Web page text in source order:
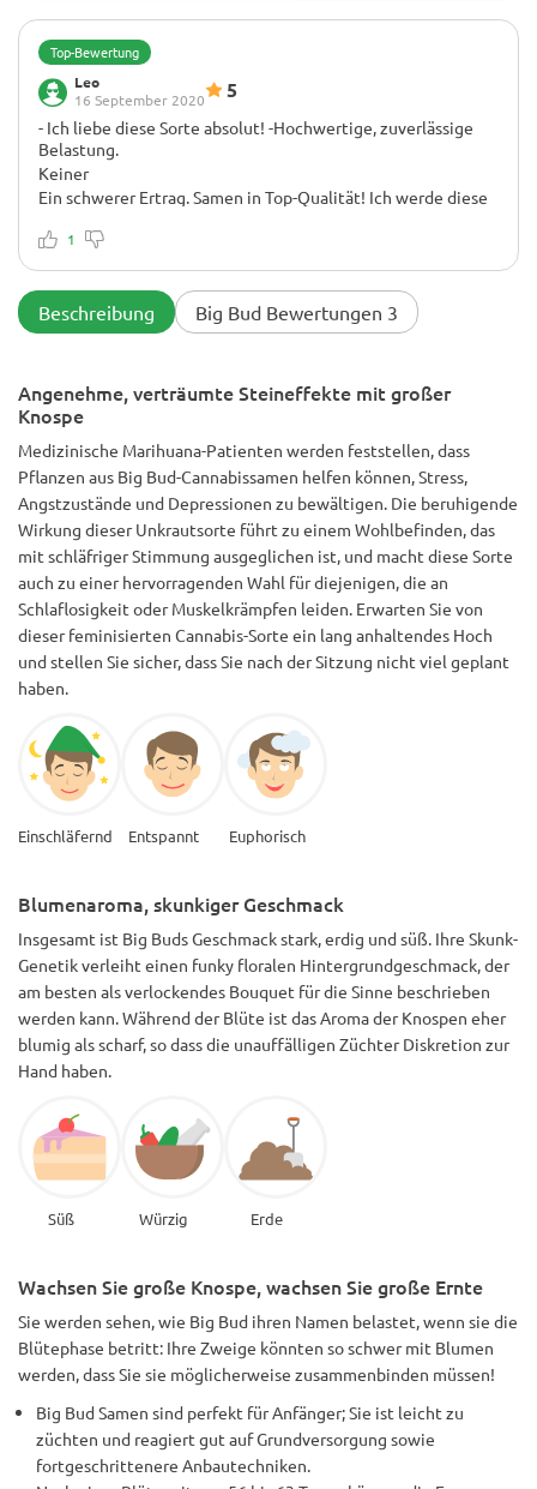
Top-Bewertung
Leo
16 September 2020
5
- Ich liebe diese Sorte absolut! -Hochwertige, zuverlässige
Belastung.
Keiner
Ein schwerer Ertrag. Samen in Top-Qualität! Ich werde diese
1
Beschreibung Big Bud Bewertungen 3
Angenehme, verträumte Steineffekte mit großer
Knospe
Medizinische Marihuana-Patienten werden feststellen, dass
Pflanzen aus Big Bud-Cannabissamen helfen können, Stress,
Angstzustände und Depressionen zu bewältigen. Die beruhigende
Wirkung dieser Unkrautsorte führt zu einem Wohlbefinden, das
mit schläfriger Stimmung ausgeglichen ist, und macht diese Sorte
auch zu einer hervorragenden Wahl für diejenigen, die an
Schlaflosigkeit oder Muskelkrämpfen leiden. Erwarten Sie von
dieser feminisierten Cannabis-Sorte ein lang anhaltendes Hoch
und stellen Sie sicher, dass Sie nach der Sitzung nicht viel geplant
haben.
Einschläfernd Entspannt Euphorisch
Blumenaroma, skunkiger Geschmack
Insgesamt ist Big Buds Geschmack stark, erdig und süß. Ihre Skunk-
Genetik verleiht einen funky floralen Hintergrundgeschmack, der
am besten als verlockendes Bouquet für die Sinne beschrieben
werden kann. Während der Blüte ist das Aroma der Knospen eher
blumig als scharf, so dass die unauffälligen Züchter Diskretion zur
Hand haben.
Süß Würzig Erde
Wachsen Sie große Knospe, wachsen Sie große Ernte
Sie werden sehen, wie Big Bud ihren Namen belastet, wenn sie die
Blütephase betritt: Ihre Zweige könnten so schwer mit Blumen
werden, dass Sie sie möglicherweise zusammenbinden müssen!
Big Bud Samen sind perfekt für Anfänger; Sie ist leicht zu
züchten und reagiert gut auf Grundversorgung sowie
fortgeschrittenere Anbautechniken.